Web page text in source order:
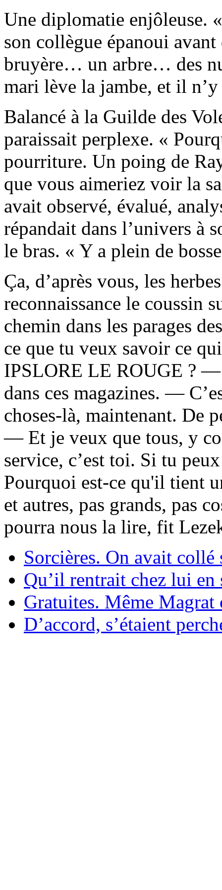
Une diplomatie enjôleuse.
son collègue épanoui
bruyère… un arbre… des
mari lève la jambe, et il
Balancé à la Guilde des
paraissait perplexe. «
pourriture. Un poing de
que vous aimeriez voir la
avait observé, évalué,
répandait dans l’univers à
le bras. « Y a plein de
Ça, d’après vous, les
reconnaissance le coussin
chemin dans les parages
ce que tu veux savoir ce
IPSLORE LE ROUGE ? —
dans ces magazines. —
choses-là, maintenant. De
— Et je veux que tous, y
service, c’est toi. Si tu
Pourquoi est-ce qu'il tient
et autres, pas grands, pas
pourra nous la lire, fit
Sorcières. On avait collé
Qu’il rentrait chez lui en
Gratuites. Même Magrat
D’accord, s’étaient